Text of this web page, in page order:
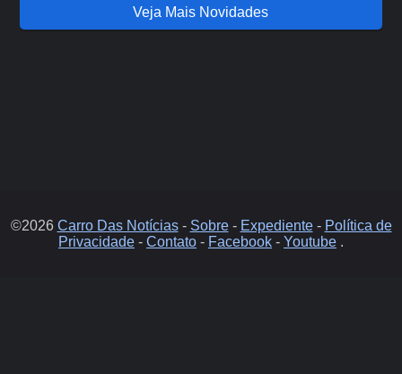
Veja Mais Novidades
©2026 Carro Das Notícias- Sobre- Expediente- Política de
Privacidade - Contato - Facebook - Youtube .